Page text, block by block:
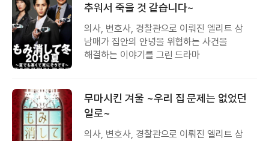
추워서 죽을 것 같습니다~
의사, 변호사, 경찰관으로 이뤄진 엘리트 삼
남매가 집안의 안녕을 위협하는 사건을
해결하는 이야기를 그린 드라마
무마시킨 겨울 ~우리 집 문제는 없었던
일로~
의사, 변호사, 경찰관으로 이뤄진 엘리트 삼